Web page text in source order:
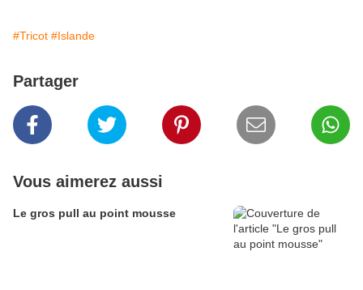
#Tricot #Islande
Partager
Vous aimerez aussi
Le gros pull au point mousse